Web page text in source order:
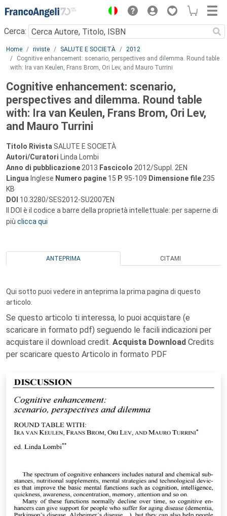
Menu
Cerca:
Main content
Home riviste SALUTE E SOCIETÀ
2012
Cognitive enhancement: scenario, perspectives and dilemma. Round table
with: Ira van Keulen, Frans Brom, Ori Lev, and Mauro Turrini
Cognitive enhancement: scenario,
perspectives and dilemma. Round table
with: Ira van Keulen, Frans Brom, Ori Lev,
and Mauro Turrini
Titolo Rivista SALUTE E SOCIETÀ
Autori/Curatori Linda Lombi
Anno di pubblicazione 2013 Fascicolo 2012/Suppl. 2EN
Lingua Inglese Numero pagine 15 P. 95-109 Dimensione file 235
KB
DOI 10.3280/SES2012-SU2007EN
Il DOI è il codice a barre della proprietà intellettuale: per saperne di
più clicca qui
ANTEPRIMA CITAMI
Qui sotto puoi vedere in anteprima la prima pagina di questo
articolo.
Se questo articolo ti interessa, lo puoi acquistare (e
scaricare in formato pdf) seguendo le facili indicazioni per
acquistare il download credit. Acquista Download Credits
per scaricare questo Articolo in formato PDF